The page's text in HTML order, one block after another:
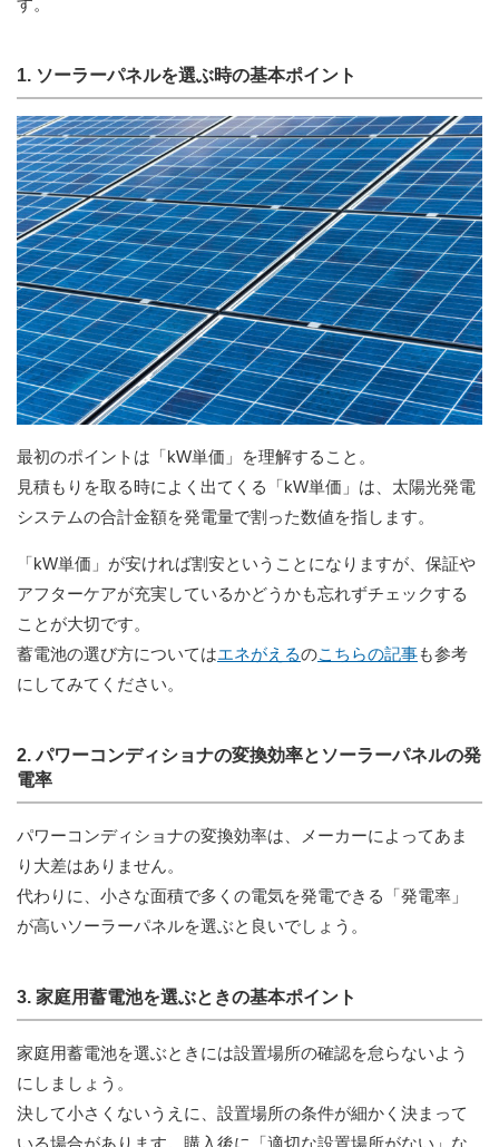
1. ソーラーパネルを選ぶ時の基本ポイント
最初のポイントは「kW単価」を理解すること。
見積もりを取る時によく出てくる「kW単価」は、太陽光発電
システムの合計金額を発電量で割った数値を指します。
「kW単価」が安ければ割安ということになりますが、保証や
アフターケアが充実しているかどうかも忘れずチェックする
ことが大切です。
蓄電池の選び方についてはエネがえ るのこちらの記事も参考
にしてみてください。
2. パワーコンディショナの変換効率とソーラーパネルの発
電率
パワーコンディショナの変換効率は、メーカーによってあま
り大差はありません。
代わりに、小さな面積で多くの電気を発電できる「発電率」
が高いソーラーパネルを選ぶと良いでしょう。
3. 家庭用蓄電池を選ぶときの基本ポイント
家庭用蓄電池を選ぶときには設置場所の確認を怠らないよう
にしましょう。
決して小さくないうえに、設置場所の条件が細かく決まって